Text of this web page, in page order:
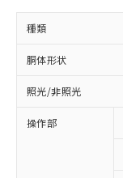
種類
胴体形状
照光/非照光
操作部